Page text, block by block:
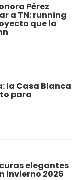
Pérez
a TN: running
que la
la Casa Blanca
para
elegantes
invierno 2026